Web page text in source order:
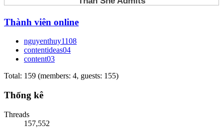
Thành viên online
nguyenthuy1108
contentideas04
content03
Total: 159 (members: 4, guests: 155)
Thống kê
Threads
157,552